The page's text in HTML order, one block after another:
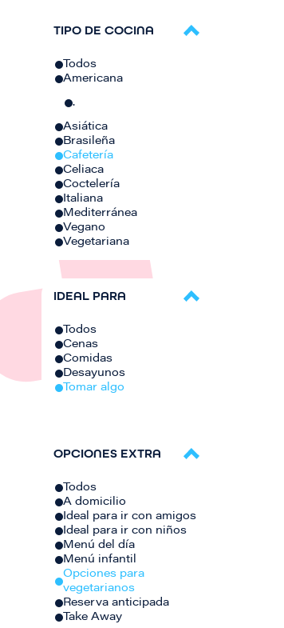
TIPO DE COCINA
Todos
Americana
.
Asiática
Brasileña
Cafetería
Celiaca
Coctelería
Italiana
Mediterránea
Vegano
Vegetariana
IDEAL PARA
Todos
Cenas
Comidas
Desayunos
Tomar algo
OPCIONES EXTRA
Todos
A domicilio
Ideal para ir con amigos
Ideal para ir con niños
Menú del día
Menú infantil
Opciones para
vegetarianos
Reserva anticipada
Take Away